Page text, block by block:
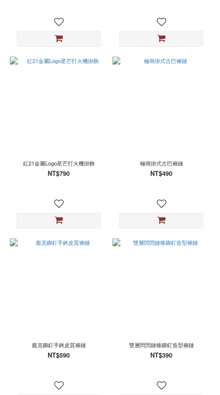
紅21金屬Logo星芒打火機掛飾
NT$790
極簡掛式古巴褲鏈
NT$490
龐克鉚釘手銬皮質褲鏈
NT$590
雙層閃閃鏈條鉚釘造型褲鏈
NT$390